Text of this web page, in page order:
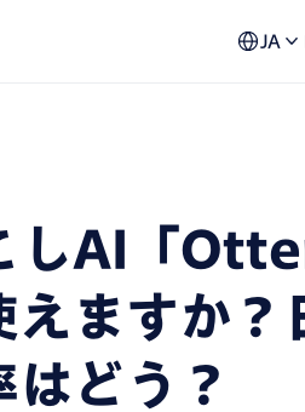
会議の予約から文字起こしの流れがス
利用方法、不具合の解決策など
JA
しAI「
えますか？
はどう？